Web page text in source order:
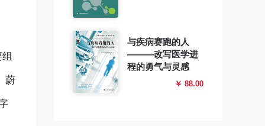
蔚
与疾病赛跑的人
———改写医学进
程的勇气与灵感
￥ 88.00